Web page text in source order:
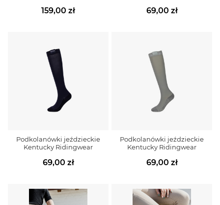
159,00 zł 69,00 zł
Podkolanówki jeździeckie
Kentucky Ridingwear
69,00 zł
Podkolanówki jeździeckie
Kentucky Ridingwear
69,00 zł